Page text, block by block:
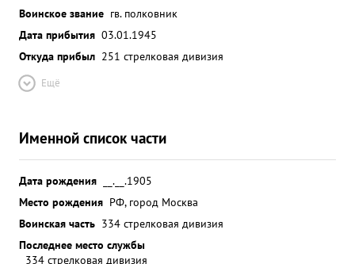
Воинское звание гв. полковник
Дата прибытия 03.01.1945
Откуда прибыл 251 стрелковая дивизия
Ещё
Именной список части
Дата рождения
__.__.1905
Место рождения РФ, город Москва
Воинская часть 334 стрелковая дивизия
Последнее место службы
334 стрелковая дивизия